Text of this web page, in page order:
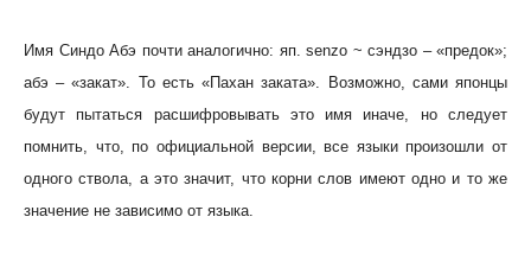
Имя Синдо Абэ почти аналогично: яп. senzo ~ сэндзо – «предок»;
абэ – «закат». То есть «Пахан заката». Возможно, сами японцы
будут пытаться расшифровывать это имя иначе, но следует
помнить, что, по официальной версии, все языки произошли от
одного ствола, а это значит, что корни слов имеют одно и то же
значение не зависимо от языка.